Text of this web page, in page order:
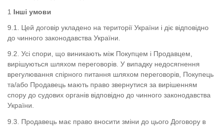
Інші умови
9.1. Цей договір укладено на території України і діє відповідно
до чинного законодавства України.
9.2. Усі спори, що виникають між Покупцем і Продавцем,
вирішуються шляхом переговорів. У випадку недосягнення
врегулювання спірного питання шляхом переговорів, Покупець
та/або Продавець мають право звернутися за вирішенням
спору до судових органів відповідно до чинного законодавства
України.
9.3. Продавець має право вносити зміни до цього Договору в